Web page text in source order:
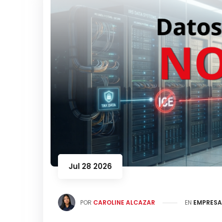
Jul 28 2026
POR CAROLINE ALCAZAR EN